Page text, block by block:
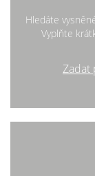
Hledáte
Vyplňte
Zadat